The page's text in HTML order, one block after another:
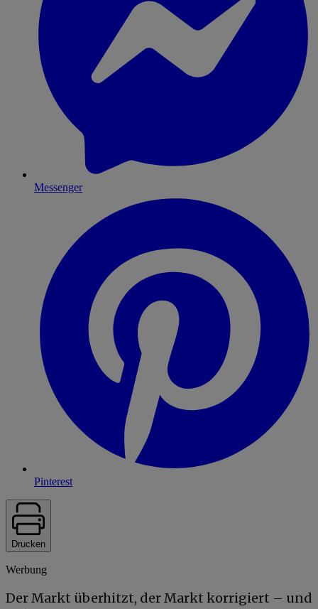
Messenger
Pinterest
Drucken
Werbung
Der Markt überhitzt, der Markt korrigiert – und